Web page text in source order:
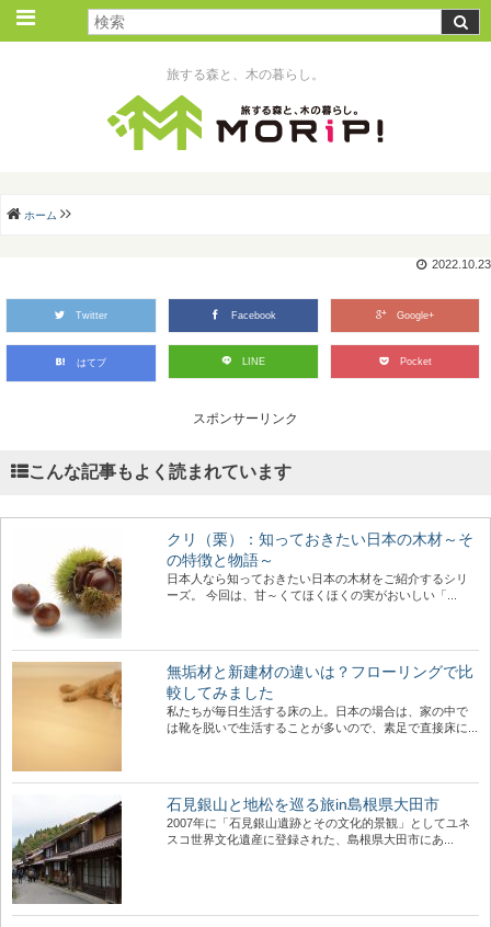
旅する森と、木の暮らし。
ホーム
2022.10.23
Twitter Facebook Google+
はてブ LINE Pocket
スポンサーリンク
こんな記事もよく読まれています
クリ（栗）：知っておきたい日本の木材～そ
の特徴と物語～
日本人なら知っておきたい日本の木材をご紹介するシリ
ーズ。 今回は、甘～くてほくほくの実がおいしい「...
無垢材と新建材の違いは？フローリングで比
較してみました
私たちが毎日生活する床の上。日本の場合は、家の中で
は靴を脱いで生活することが多いので、素足で直接床に...
石見銀山と地松を巡る旅in島根県大田市
2007年に「石見銀山遺跡とその文化的景観」としてユネ
スコ世界文化遺産に登録された、島根県大田市にあ...